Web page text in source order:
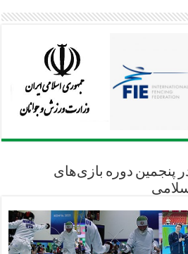
پنجمین دوره بازی‌های